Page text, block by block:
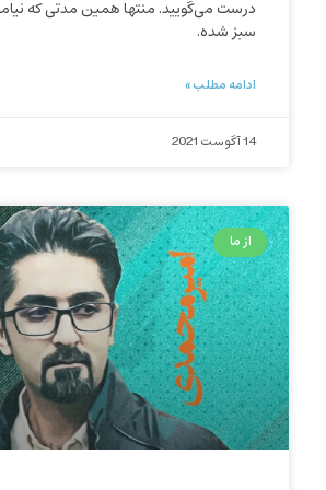
درست می‌‌گویید. منتها همین مدتی که
سبز شده.
ادامه مطلب »
14 آگوست 2021
از ما